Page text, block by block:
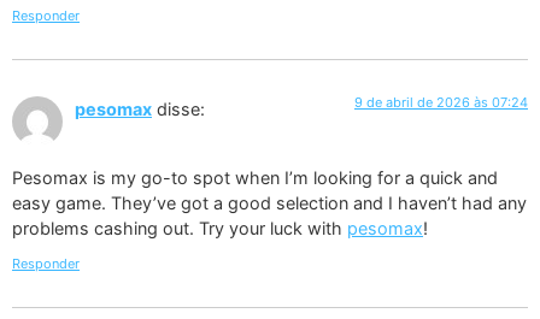
Responder
pesomax disse: 9 de abril de 2026 às 07:24
Pesomax is my go-to spot when I’m looking for a quick and
easy game. They’ve got a good selection and I haven’t had any
problems cashing out. Try your luck with pesomax!
Responder